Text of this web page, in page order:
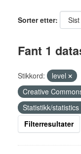
Sorter etter
Fant 1
Stikkord: level
Creative
Statistikk/statistics
Filterresultater